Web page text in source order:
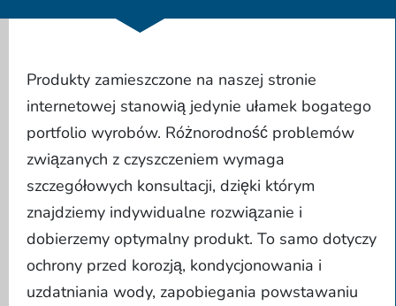
Produkty zamieszczone na naszej stronie
internetowej stanowią jedynie ułamek bogatego
portfolio wyrobów. Różnorodność problemów
związanych z czyszczeniem wymaga
szczegółowych konsultacji, dzięki którym
znajdziemy indywidualne rozwiązanie i
dobierzemy optymalny produkt. To samo dotyczy
ochrony przed korozją, kondycjonowania i
uzdatniania wody, zapobiegania powstawaniu